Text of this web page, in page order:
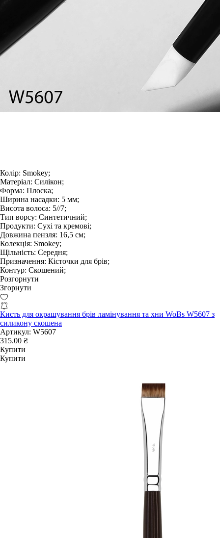
Колір: Smokey;
Матеріал: Силікон;
Форма: Плоска;
Ширина насадки: 5 мм;
Висота волоса: 5//7;
Тип ворсу: Синтетичний;
Продукти: Сухі та кремові;
Довжина пензля: 16,5 см;
Колекція: Smokey;
Щільність: Середня;
Призначення: Кісточки для брів;
Контур: Скошений;
Розгорнути
Згорнути
Кисть для окрашування брів ламінування та хни WoBs W5607 з
силикону скошена
Артикул: W5607
315.00 ₴
Купити
Купити